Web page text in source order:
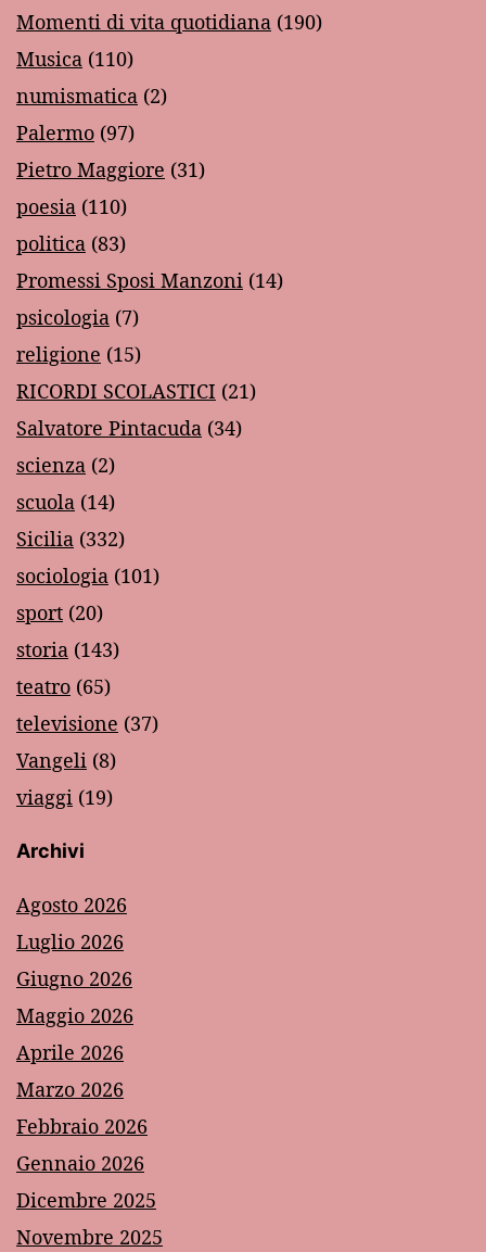
Momenti di vita quotidiana (190)
Musica (110)
numismatica (2)
Palermo (97)
Pietro Maggiore (31)
poesia (110)
politica (83)
Promessi Sposi Manzoni (14)
psicologia (7)
religione (15)
RICORDI SCOLASTICI (21)
Salvatore Pintacuda (34)
scienza (2)
scuola (14)
Sicilia (332)
sociologia (101)
sport (20)
storia (143)
teatro (65)
televisione (37)
Vangeli (8)
viaggi (19)
Archivi
Agosto 2026
Luglio 2026
Giugno 2026
Maggio 2026
Aprile 2026
Marzo 2026
Febbraio 2026
Gennaio 2026
Dicembre 2025
Novembre 2025